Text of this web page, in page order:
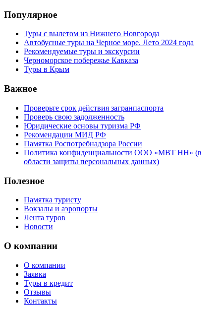
Популярное
Туры с вылетом из Нижнего Новгорода
Автобусные туры на Черное море. Лето 2024 года
Рекомендуемые туры и экскурсии
Черноморское побережье Кавказа
Туры в Крым
Важное
Проверьте срок действия загранпаспорта
Проверь свою задолженность
Юридические основы туризма РФ
Рекомендации МИД РФ
Памятка Роспотребнадзора России
Политика конфиденциальности ООО «МВТ НН» (в
области защиты персональных данных)
Полезное
Памятка туристу
Вокзалы и аэропорты
Лента туров
Новости
О компании
О компании
Заявка
Туры в кредит
Отзывы
Контакты